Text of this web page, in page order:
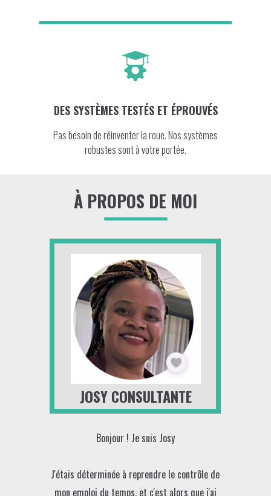
DES SYSTÈMES TESTÉS ET ÉPROUVÉS
Pas besoin de réinventer la roue. Nos systèmes
robustes sont à votre portée.
À PROPOS DE MOI
Bonjour ! Je suis Josy
J'étais déterminée à reprendre le contrôle de
mon emploi du temps, et c'est alors que j'ai
JOSY CONSULTANTE